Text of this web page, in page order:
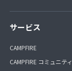
サービス
CAMPFIRE
CAMPFIRE コミュニティ